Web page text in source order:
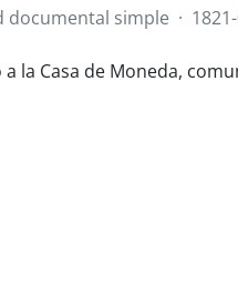
documental simple ·
la Casa de Moneda,